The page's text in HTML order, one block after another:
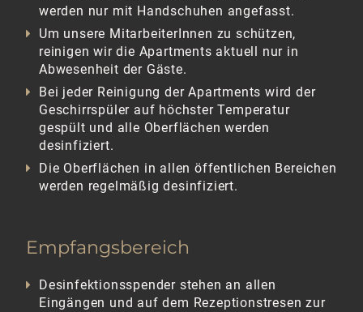
werden nur mit Handschuhen angefasst.
Um unsere MitarbeiterInnen zu schützen,
reinigen wir die Apartments aktuell nur in
Abwesenheit der Gäste.
Bei jeder Reinigung der Apartments wird der
Geschirrspüler auf höchster Temperatur
gespült und alle Oberflächen werden
desinfiziert.
Die Oberflächen in allen öffentlichen Bereichen
werden regelmäßig desinfiziert.
Empfangsbereich
Desinfektionsspender stehen an allen
Eingängen und auf dem Rezeptionstresen zur